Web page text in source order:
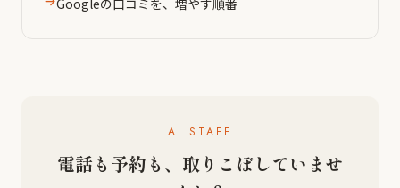
AI STAFF
電話も予約も、取りこぼしていませ